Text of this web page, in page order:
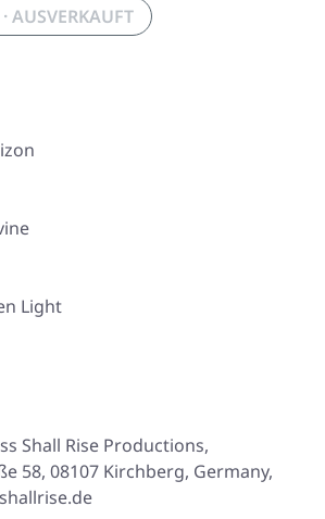
AUSVERKAUFT
Light
Shall Rise Productions,
58, 08107 Kirchberg, Germany,